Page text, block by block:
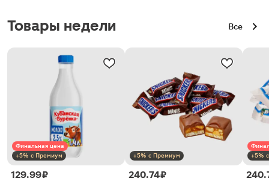
Товары недели Все
Финальная цена
+5% с Премиум
129.99 ₽
+5% с Премиум
240.74 ₽
+5%